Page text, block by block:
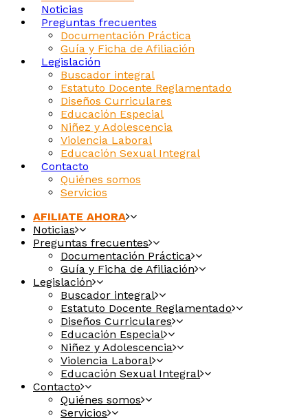
Noticias
Preguntas frecuentes
Documentación Práctica
Guía y Ficha de Afiliación
Legislación
Buscador integral
Estatuto Docente Reglamentado
Diseños Curriculares
Educación Especial
Niñez y Adolescencia
Violencia Laboral
Educación Sexual Integral
Contacto
Quiénes somos
Servicios
AFILIATE AHORA
Noticias
Preguntas frecuentes
Documentación Práctica
Guía y Ficha de Afiliación
Legislación
Buscador integral
Estatuto Docente Reglamentado
Diseños Curriculares
Educación Especial
Niñez y Adolescencia
Violencia Laboral
Educación Sexual Integral
Contacto
Quiénes somos
Servicios